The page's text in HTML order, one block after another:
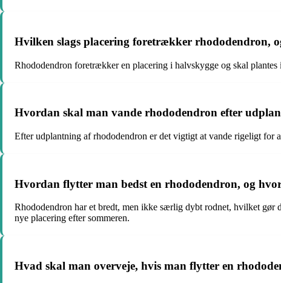
Hvilken slags placering foretrækker rhododendron,
Rhododendron foretrækker en placering i halvskygge og skal
Hvordan skal man vande rhododendron efter
Efter udplantning af rhododendron er det vigtigt at vande rigeligt
Hvordan flytter man bedst en rhododendron, og
Rhododendron har et bredt, men ikke særlig dybt rodnet, hvilket gør
nye placering efter sommeren.
Hvad skal man overveje, hvis man flytter en